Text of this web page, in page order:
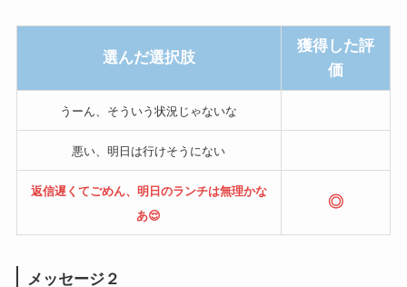
選んだ選択肢
獲得した評
価
うーん、そういう状況じゃないな
悪い、明日は行けそうにない
返信遅くてごめん、明日のランチは無理かな
あ😌
◎
メッセージ２